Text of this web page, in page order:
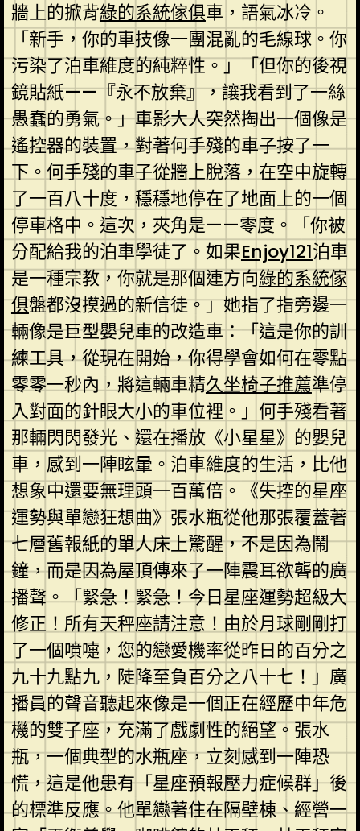
牆上的掀背綠的系統傢俱車，語氣冰冷。
「新手，你的車技像一團混亂的毛線球。你
污染了泊車維度的純粹性。」「但你的後視
鏡貼紙——『永不放棄』，讓我看到了一絲
愚蠢的勇氣。」車影大人突然掏出一個像是
遙控器的裝置，對著何手殘的車子按了一
下。何手殘的車子從牆上脫落，在空中旋轉
了一百八十度，穩穩地停在了地面上的一個
停車格中。這次，夾角是——零度。「你被
分配給我的泊車學徒了。如果Enjoy121泊車
是一種宗教，你就是那個連方向綠的系統傢
俱盤都沒摸過的新信徒。」她指了指旁邊一
輛像是巨型嬰兒車的改造車：「這是你的訓
練工具，從現在開始，你得學會如何在零點
零零一秒內，將這輛車精久坐椅子推薦準停
入對面的針眼大小的車位裡。」何手殘看著
那輛閃閃發光、還在播放《小星星》的嬰兒
車，感到一陣眩暈。泊車維度的生活，比他
想象中還要無理頭一百萬倍。《失控的星座
運勢與單戀狂想曲》張水瓶從他那張覆蓋著
七層舊報紙的單人床上驚醒，不是因為鬧
鐘，而是因為屋頂傳來了一陣震耳欲聾的廣
播聲。「緊急！緊急！今日星座運勢超級大
修正！所有天秤座請注意！由於月球剛剛打
了一個噴嚏，您的戀愛機率從昨日的百分之
九十九點九，陡降至負百分之八十七！」廣
播員的聲音聽起來像是一個正在經歷中年危
機的雙子座，充滿了戲劇性的絕望。張水
瓶，一個典型的水瓶座，立刻感到一陣恐
慌，這是他患有「星座預報壓力症候群」後
的標準反應。他單戀著住在隔壁棟、經營一